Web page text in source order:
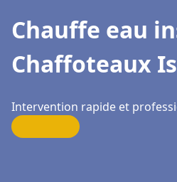
Chauffe eau
Chaffoteaux
Intervention rapide et